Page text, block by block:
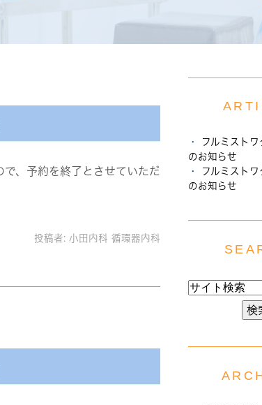
、予約を終了とさせていただ
投稿者: 小田内科 循環器内科
フルミスト
のお知らせ
フルミスト
のお知らせ